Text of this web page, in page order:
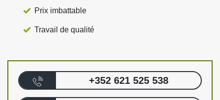
Prix imbattable
Travail de qualité
+352 621 525 538